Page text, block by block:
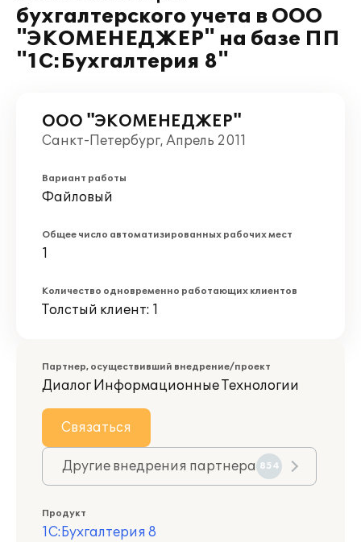
бухгалтерского учета в ООО
"ЭКОМЕНЕДЖЕР" на базе ПП
"1С:Бухгалтерия 8"
ООО "ЭКОМЕНЕДЖЕР"
Санкт-Петербург, Апрель 2011
Вариант работы
Файловый
Общее число автоматизированных рабочих мест
1
Количество одновременно работающих клиентов
Толстый клиент: 1
Партнер, осуществивший внедрение/проект
Диалог Информационные Технологии
Связаться
Другие внедрения партнера 854
Продукт
1С:Бухгалтерия 8